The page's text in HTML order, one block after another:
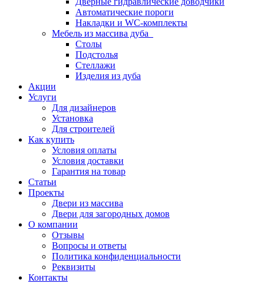
Автоматические пороги
Накладки и WC-комплекты
Мебель из массива дуба
Столы
Подстолья
Стеллажи
Изделия из дуба
Акции
Услуги
Для дизайнеров
Установка
Для строителей
Как купить
Условия оплаты
Условия доставки
Гарантия на товар
Статьи
Проекты
Двери из массива
Двери для загородных домов
О компании
Отзывы
Вопросы и ответы
Политика конфиденциальности
Реквизиты
Контакты